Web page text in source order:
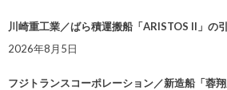
川崎重工業／ばら積運搬船「ARISTOS II」の
2026年8月5日
フジトランスコーポレーション／新造船「蓉